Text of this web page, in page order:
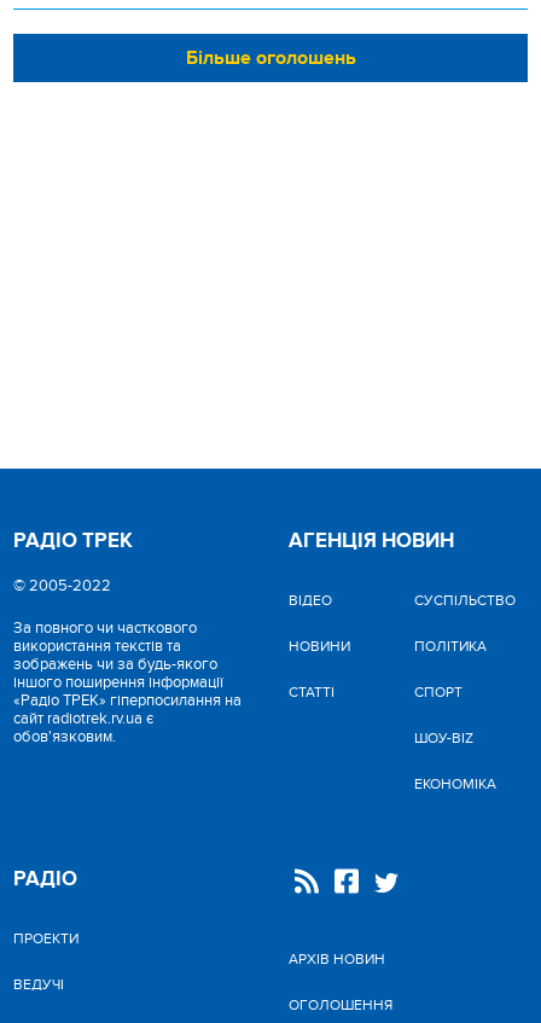
Більше оголошень
РАДІО ТРЕК
© 2005-2022
За повного чи часткового
використання текстів та
зображень чи за будь-якого
іншого поширення інформації
«Радіо ТРЕК» гіперпосилання на
сайт radiotrek.rv.ua є
обов'язковим.
АГЕНЦІЯ НОВИН
ВІДЕО
НОВИНИ
СТАТТІ
CУСПІЛЬСТВО
ПОЛІТИКА
СПОРТ
ШОУ-BIZ
ЕКОНОМІКА
РАДІО
ПРОЕКТИ
ВЕДУЧІ
АРХІВ НОВИН
ОГОЛОШЕННЯ